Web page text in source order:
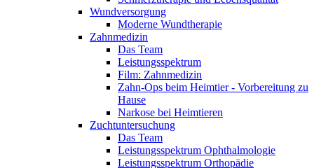
Wundversorgung
Moderne Wundtherapie
Zahnmedizin
Das Team
Leistungsspektrum
Film: Zahnmedizin
Zahn-Ops beim Heimtier - Vorbereitung zu
Hause
Narkose bei Heimtieren
Zuchtuntersuchung
Das Team
Leistungsspektrum Ophthalmologie
Leistungsspektrum Orthopädie